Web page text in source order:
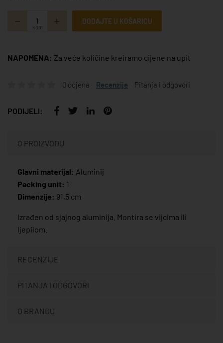
kom
DODAJTE U KOŠARICU
NAPOMENA: Za veće količine kreiramo cijene na upit
0 ocjena Recenzije Pitanja i odgovori
PODIJELI:
O PROIZVODU
Glavni materijal: Aluminij
Packing unit: 1
Dimenzije: 91,5 cm
Izrađen od sjajnog aluminija. Montira se vijcima ili
ljepilom.
RECENZIJE
PITANJA I ODGOVORI
O BRANDU